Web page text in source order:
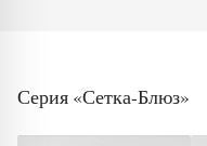
Серия «Сетка-Блюз»